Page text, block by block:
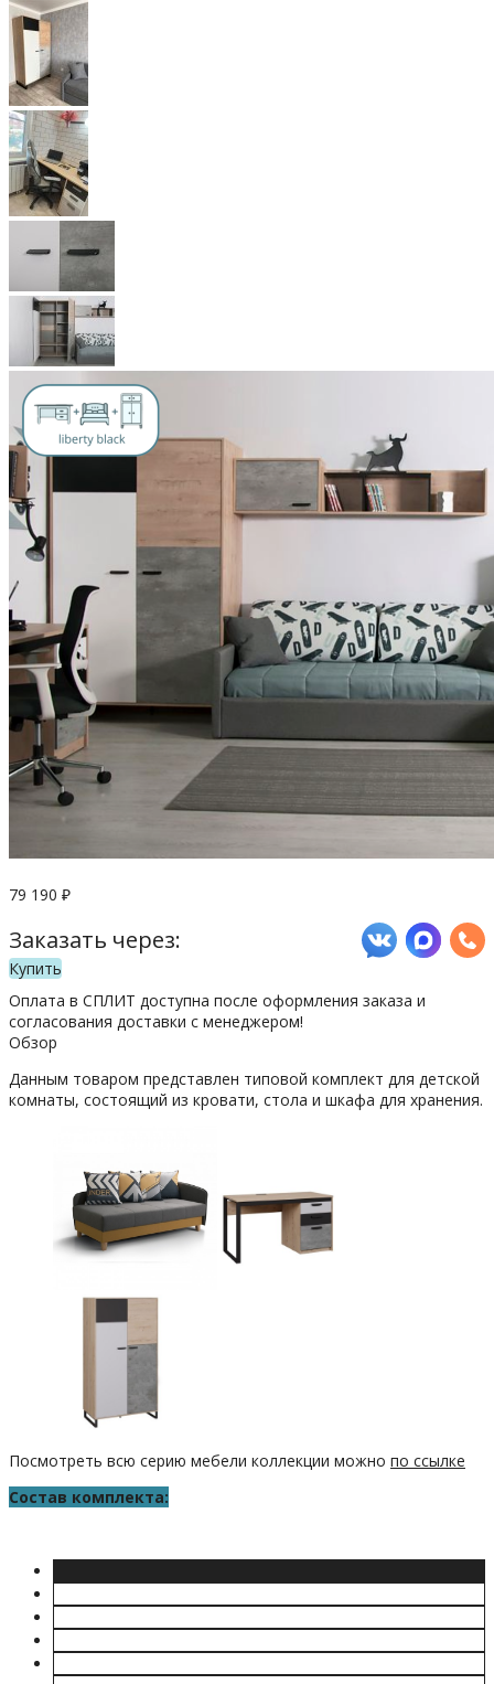
79 190 ₽
Заказать через:
Купить
Оплата в СПЛИТ доступна после оформления заказа и
согласования доставки с менеджером!
Обзор
Данным товаром представлен типовой комплект для детской
комнаты, состоящий из кровати, стола и шкафа для хранения.
Посмотреть всю серию мебели коллекции можно по ссылке
Состав комплекта: